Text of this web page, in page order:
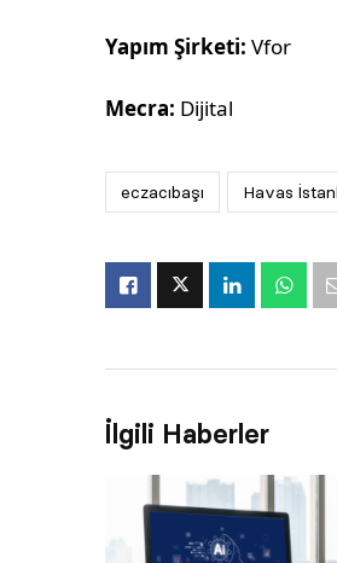
Yapım Şirketi: Vfor
Mecra: Dijital
eczacıbaşı Havas
İlgili Haberler